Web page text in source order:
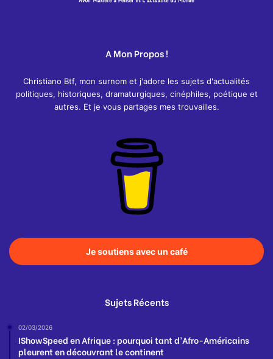
A Mon Propos !
Christiano Btf, mon surnom et j'adore les sujets d'actualités
politiques, historiques, dramaturgiques, cinéphiles, poétique et
autres. Et je vous partages mes trouvailles.
Je soutiens avec un café
Sujets Récents
02/03/2026
IShowSpeed en Afrique : pourquoi tant d’Afro-Américains
pleurent en découvrant le continent